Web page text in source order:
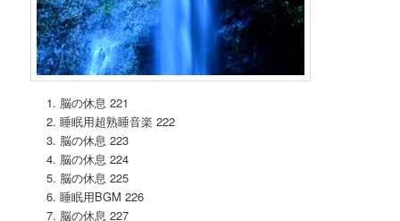
脳の休息 221
睡眠用超熟睡音楽 222
脳の休息 223
脳の休息 224
脳の休息 225
睡眠用BGM 226
脳の休息 227